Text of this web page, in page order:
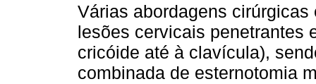
Várias abordagens
lesões cervicais penetrantes
cricóide até à clavícula),
combinada de esternotomia